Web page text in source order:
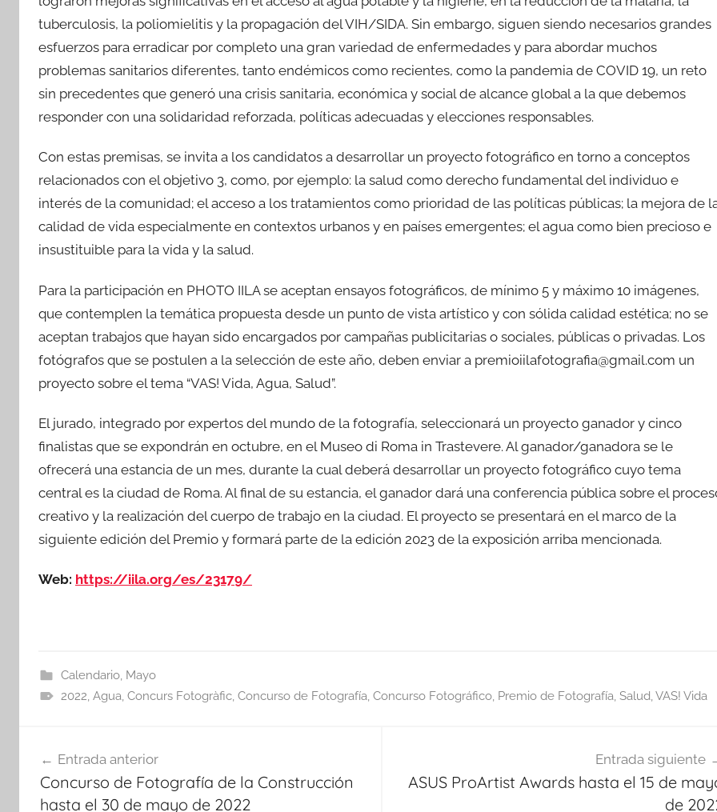
tuberculosis, la poliomielitis y la propagación del VIH/SIDA. Sin embargo, siguen siendo necesarios grandes
esfuerzos para erradicar por completo una gran variedad de enfermedades y para abordar muchos
problemas sanitarios diferentes, tanto endémicos como recientes, como la pandemia de COVID 19, un reto
sin precedentes que generó una crisis sanitaria, económica y social de alcance global a la que debemos
responder con una solidaridad reforzada, políticas adecuadas y elecciones responsables.
Con estas premisas, se invita a los candidatos a desarrollar un proyecto fotográfico en torno a conceptos
relacionados con el objetivo 3, como, por ejemplo: la salud como derecho fundamental del individuo e
interés de la comunidad; el acceso a los tratamientos como prioridad de las políticas públicas; la mejora de
calidad de vida especialmente en contextos urbanos y en países emergentes; el agua como bien precioso e
insustituible para la vida y la salud.
Para la participación en PHOTO IILA se aceptan ensayos fotográficos, de mínimo 5 y máximo 10 imágenes,
que contemplen la temática propuesta desde un punto de vista artístico y con sólida calidad estética; no se
aceptan trabajos que hayan sido encargados por campañas publicitarias o sociales, públicas o privadas. Los
fotógrafos que se postulen a la selección de este año, deben enviar a premioiilafotografia@gmail.com un
proyecto sobre el tema “VAS! Vida, Agua, Salud”.
El jurado, integrado por expertos del mundo de la fotografía, seleccionará un proyecto ganador y cinco
finalistas que se expondrán en octubre, en el Museo di Roma in Trastevere. Al ganador/ganadora se le
ofrecerá una estancia de un mes, durante la cual deberá desarrollar un proyecto fotográfico cuyo tema
central es la ciudad de Roma. Al final de su estancia, el ganador dará una conferencia pública sobre el
creativo y la realización del cuerpo de trabajo en la ciudad. El proyecto se presentará en el marco de la
siguiente edición del Premio y formará parte de la edición 2023 de la exposición arriba mencionada.
Web: https://iila.org/es/23179/
Calendario, Mayo
2022, Agua, Concurs Fotogràfic, Concurso de Fotografía, Concurso Fotográfico, Premio de Fotografía, Salud,VAS! Vida
de
entradas
Entrada anterior
Concurso de Fotografía de la Construcción
hasta el 30 de mayo de 2022
Entrada siguiente
ASUS ProArtist Awards hasta el 15 de
de